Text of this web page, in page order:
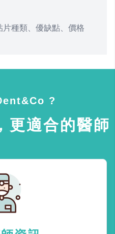
片種類、優缺點、價格
?
更適合的醫師